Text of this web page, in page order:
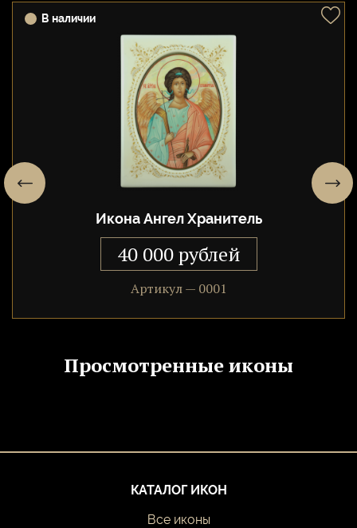
прошение Богу. Перед образом часто просят защиты от злых
сил, о поддержке в мирских делах, о достижении каких-либо
целей. Считается, что молитва перед Ангелом Хранителем
имеет большую силу, поскольку этот святой всегда слышит
молящегося и никогда не оставляет просьбы без внимания.
У образа Ангела молятся утром и вечером, а также перед
выходом из дома. Такая молитва позволяет настроиться на
нужный лад и установить тесный контакт с миром
возвышенным. Икону обычно помещают в углу комнаты
лицевой частью к востоку.
Нельзя забывать, что Наставник не только помогает, но и
ведет учет добрых дел, чтобы ходатайствовать перед Богом
на высшем суде.Икона Ангел Хранитель
40 000 рублей
Артикул — 0001
В наличии
Просмотренные иконы
КАТАЛОГ ИКОН
Все иконы